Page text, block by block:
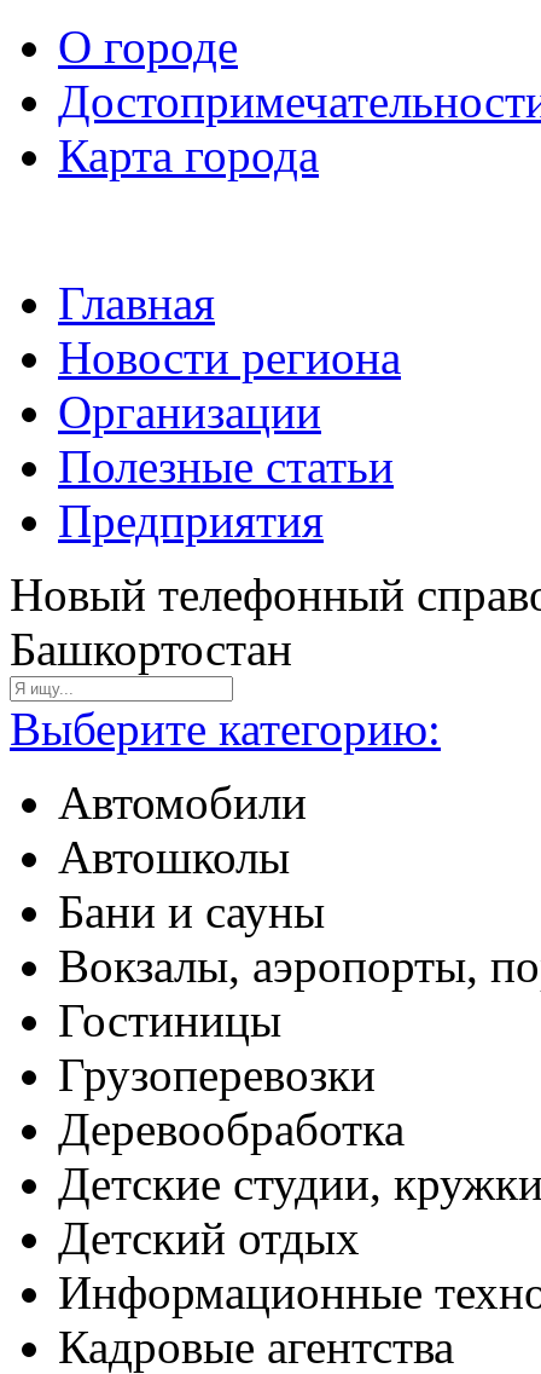
О городе
Карта города
Главная
Новости региона
Организации
Полезные статьи
Предприятия
Новый телефонный
Башкортостан
Выберите категорию:
Автомобили
Автошколы
Бани и сауны
Вокзалы, аэропорты,
Гостиницы
Грузоперевозки
Деревообработка
Детские студии,
Детский отдых
Информационные
Кадровые агентства